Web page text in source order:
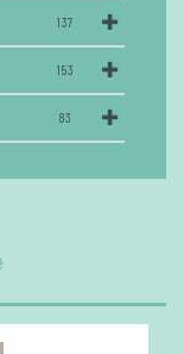
137
153
83